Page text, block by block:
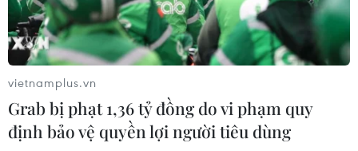
vietnamplus.vn
Grab bị phạt 1,36 tỷ đồng do vi phạm quy
định bảo vệ quyền lợi người tiêu dùng